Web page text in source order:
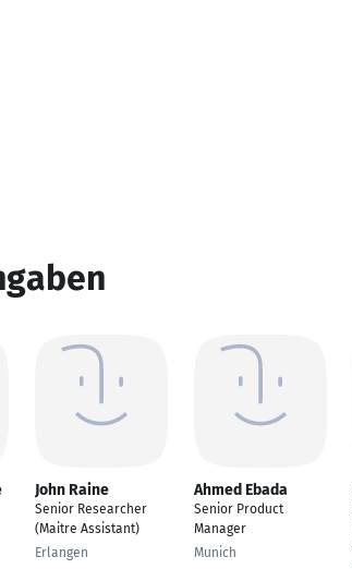
John Raine
Senior Researcher
(Maitre Assistant)
Erlangen
Ahmed Ebada
Senior Product
Manager
Munich